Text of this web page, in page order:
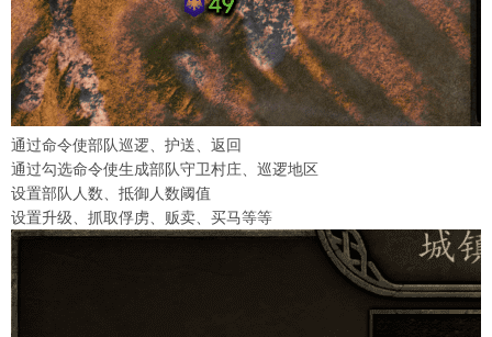
通过命令使部队巡逻、护送、返回
通过勾选命令使生成部队守卫村庄、巡逻地区
设置部队人数、抵御人数阈值
设置升级、抓取俘虏、贩卖、买马等等